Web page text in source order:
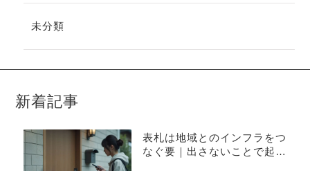
未分類
新着記事
表札は地域とのインフラをつ
なぐ要｜出さないことで起き